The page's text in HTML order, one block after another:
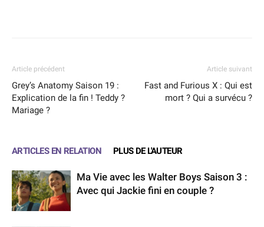
Article précédent
Grey’s Anatomy Saison 19 :
Explication de la fin ! Teddy ?
Mariage ?
Article suivant
Fast and Furious X : Qui est
mort ? Qui a survécu ?
ARTICLES EN RELATION PLUS DE L'AUTEUR
Ma Vie avec les Walter Boys Saison 3 :
Avec qui Jackie fini en couple ?